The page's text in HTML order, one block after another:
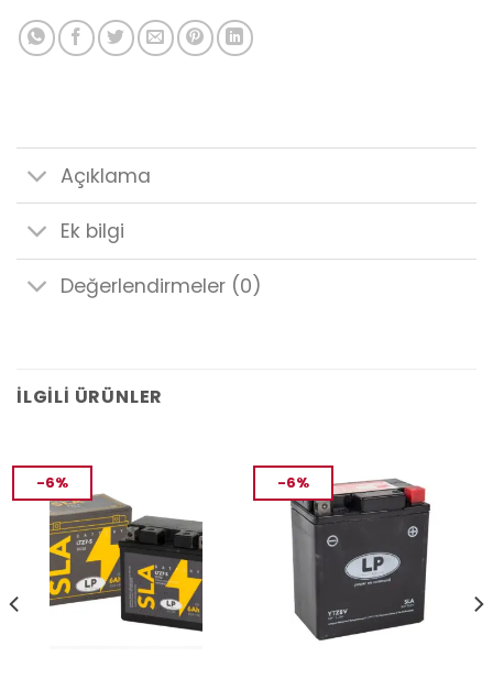
Açıklama
Ek bilgi
Değerlendirmeler (0)
İLGILI ÜRÜNLER
-6% -6%